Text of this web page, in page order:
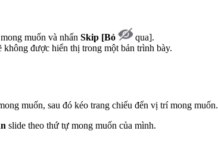
muốn và nhấn Skip [Bỏ
qua].
được hiển thị trong một bản trình bày.
muốn, sau đó kéo trang chiếu đến vị trí mong muốn.
slide theo thứ tự mong muốn của mình.